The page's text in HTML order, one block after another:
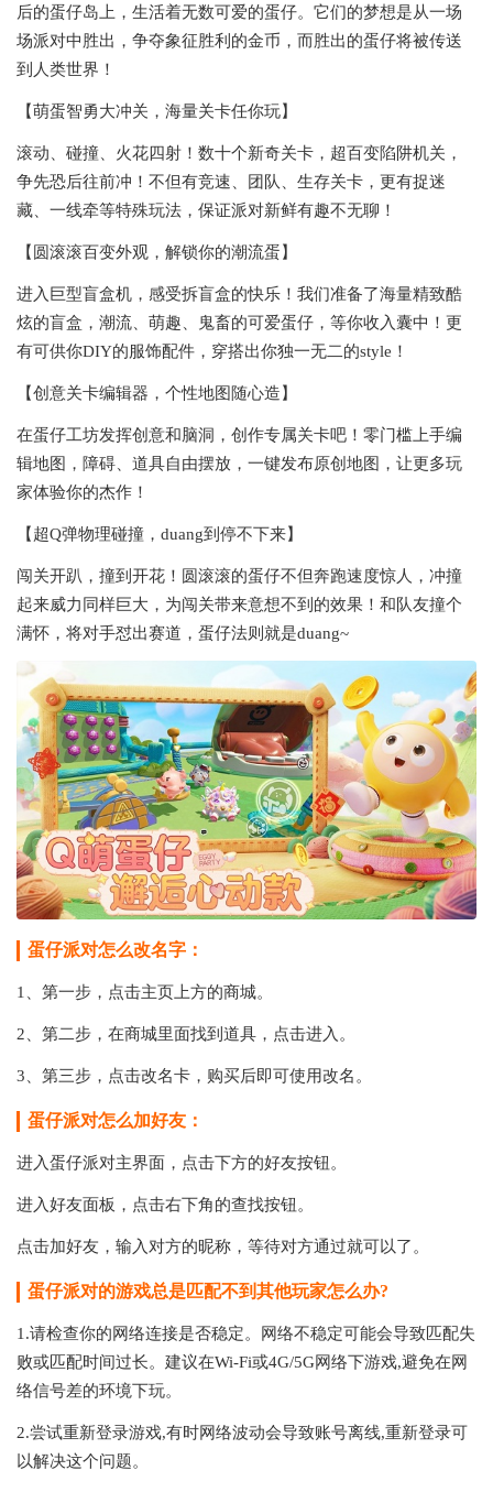
后的蛋仔岛上，生活着无数可爱的蛋仔。它们的梦想是从一场
场派对中胜出，争夺象征胜利的金币，而胜出的蛋仔将被传送
到人类世界！
【萌蛋智勇大冲关，海量关卡任你玩】
滚动、碰撞、火花四射！数十个新奇关卡，超百变陷阱机关，
争先恐后往前冲！不但有竞速、团队、生存关卡，更有捉迷
藏、一线牵等特殊玩法，保证派对新鲜有趣不无聊！
【圆滚滚百变外观，解锁你的潮流蛋】
进入巨型盲盒机，感受拆盲盒的快乐！我们准备了海量精致酷
炫的盲盒，潮流、萌趣、鬼畜的可爱蛋仔，等你收入囊中！更
有可供你DIY的服饰配件，穿搭出你独一无二的style！
【创意关卡编辑器，个性地图随心造】
在蛋仔工坊发挥创意和脑洞，创作专属关卡吧！零门槛上手编
辑地图，障碍、道具自由摆放，一键发布原创地图，让更多玩
家体验你的杰作！
【超Q弹物理碰撞，duang到停不下来】
闯关开趴，撞到开花！圆滚滚的蛋仔不但奔跑速度惊人，冲撞
起来威力同样巨大，为闯关带来意想不到的效果！和队友撞个
满怀，将对手怼出赛道，蛋仔法则就是duang~
蛋仔派对怎么改名字：
1、第一步，点击主页上方的商城。
2、第二步，在商城里面找到道具，点击进入。
3、第三步，点击改名卡，购买后即可使用改名。
蛋仔派对怎么加好友：
进入蛋仔派对主界面，点击下方的好友按钮。
进入好友面板，点击右下角的查找按钮。
点击加好友，输入对方的昵称，等待对方通过就可以了。
蛋仔派对的游戏总是匹配不到其他玩家怎么办?
1.请检查你的网络连接是否稳定。网络不稳定可能会导致匹配失
败或匹配时间过长。建议在Wi-Fi或4G/5G网络下游戏,避免在网
络信号差的环境下玩。
2.尝试重新登录游戏,有时网络波动会导致账号离线,重新登录可
以解决这个问题。